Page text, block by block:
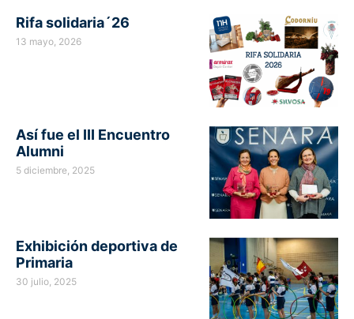
Rifa solidaria´26
13 mayo, 2026
Así fue el III Encuentro
Alumni
5 diciembre, 2025
Exhibición deportiva de
Primaria
30 julio, 2025